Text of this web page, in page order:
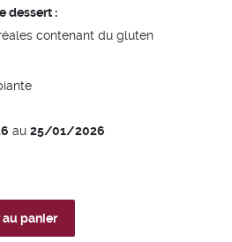
dessert :
contenant du gluten
au 25/01/2026
panier